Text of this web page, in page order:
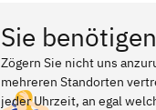
Sie
Zögern Sie nicht uns
mehreren Standorten
jeder Uhrzeit, an egal